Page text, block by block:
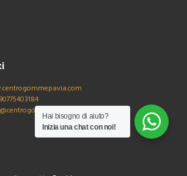
Hai bisogno di aiuto?
Inizia una chat con noi!